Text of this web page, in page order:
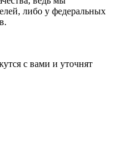
либо у федеральных
с вами и уточнят